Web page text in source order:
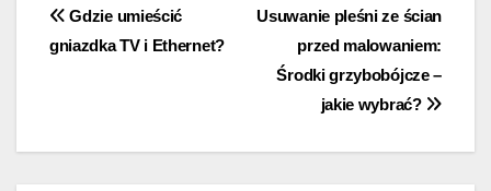
Nawigacja
wpisu
Usuwanie pleśni ze ścian
przed malowaniem:
Środki grzybobójcze –
jakie wybrać?
Gdzie umieścić
gniazdka TV i Ethernet?